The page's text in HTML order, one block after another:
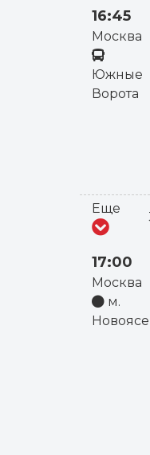
16:45
Москва
Южные
Ворота
Еще
17:00
Москва
м.